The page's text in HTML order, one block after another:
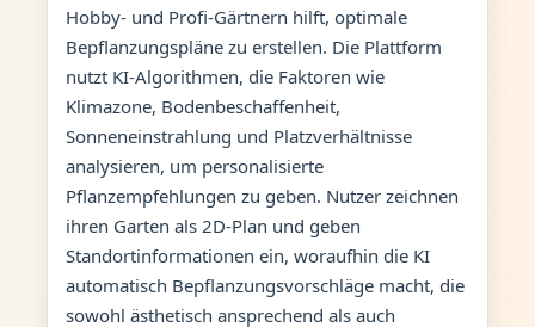
Hobby- und Profi-Gärtnern hilft, optimale
Bepflanzungspläne zu erstellen. Die Plattform
nutzt KI-Algorithmen, die Faktoren wie
Klimazone, Bodenbeschaffenheit,
Sonneneinstrahlung und Platzverhältnisse
analysieren, um personalisierte
Pflanzempfehlungen zu geben. Nutzer zeichnen
ihren Garten als 2D-Plan und geben
Standortinformationen ein, woraufhin die KI
automatisch Bepflanzungsvorschläge macht, die
sowohl ästhetisch ansprechend als auch